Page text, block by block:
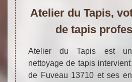
Atelier du Tapis,
de tapis
Atelier du Tapis est
nettoyage de tapis
de Fuveau 13710 et ses